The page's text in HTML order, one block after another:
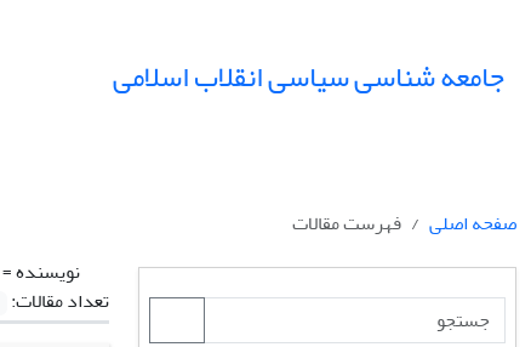
جامعه شناسی سیاسی انقلاب اسلامی
صفحه اصلی
فهرست مقالات
نویسنده =
تعداد مقالات: